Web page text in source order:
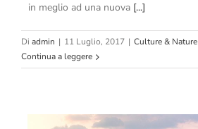
in meglio ad una nuova [...]
Di admin | 11 Luglio, 2017 | Culture & Nature
Continua a leggere